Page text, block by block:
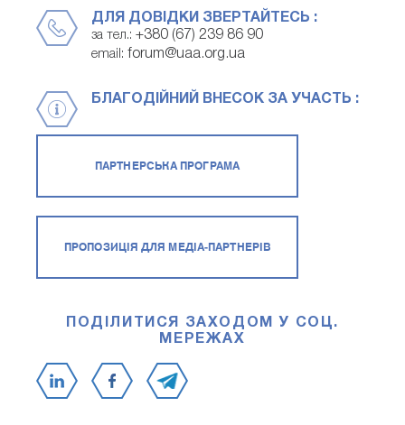
ДЛЯ ДОВІДКИ ЗВЕРТАЙТЕСЬ :
за тел.: +380 (67) 239 86 90
email: forum@uaa.org.ua
БЛАГОДІЙНИЙ ВНЕСОК ЗА УЧАСТЬ :
ПАРТНЕРСЬКА ПРОГРАМА
ПРОПОЗИЦІЯ ДЛЯ МЕДІА-ПАРТНЕРІВ
ПОДІЛИТИСЯ ЗАХОДОМ У СОЦ.
МЕРЕЖАХ